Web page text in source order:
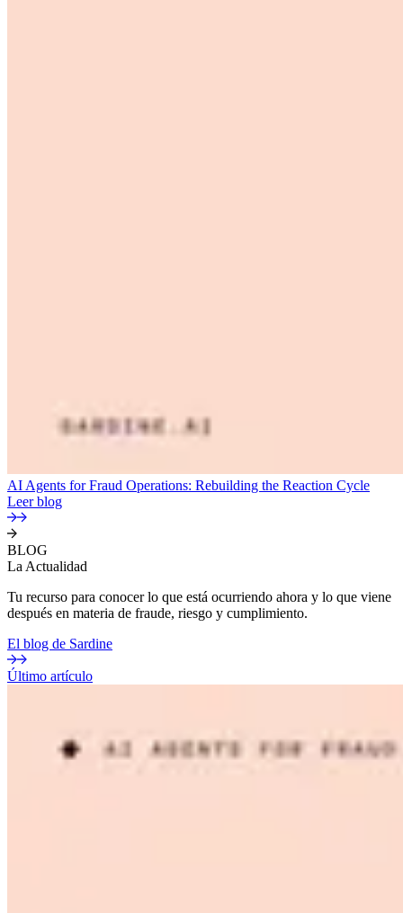
AI Agents for Fraud Operations: Rebuilding the Reaction Cycle
Leer blog
BLOG
La Actualidad
Tu recurso para conocer lo que está ocurriendo ahora y lo que viene
después en materia de fraude, riesgo y cumplimiento.
El blog de Sardine
Último artículo